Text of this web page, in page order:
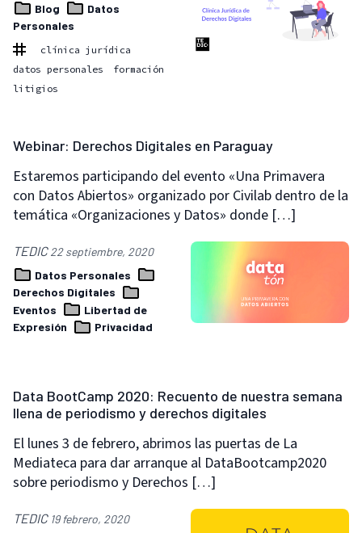
Blog
Datos
Personales
clínica jurídica
datos personales
formación
litigios
Webinar: Derechos Digitales en Paraguay
Estaremos participando del evento «Una Primavera
con Datos Abiertos» organizado por Civilab dentro de la
temática «Organizaciones y Datos» donde […]
TEDIC22 septiembre, 2020
Datos Personales
Derechos Digitales
Eventos
Libertad de
Expresión
Privacidad
Data BootCamp 2020: Recuento de nuestra semana
llena de periodismo y derechos digitales
El lunes 3 de febrero, abrimos las puertas de La
Mediateca para dar arranque al DataBootcamp2020
sobre periodismo y Derechos […]
TEDIC 19 febrero, 2020